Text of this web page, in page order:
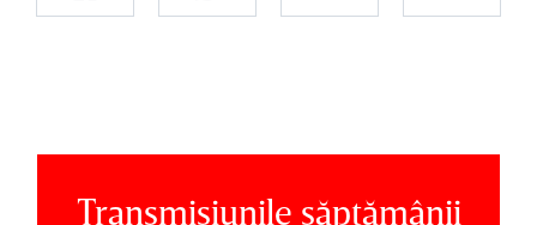
Transmisiunile săptămânii